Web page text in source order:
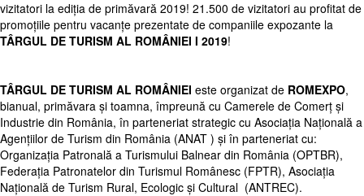
vizitatori la ediția de primăvară 2019! 21.500 de vizitatori au profitat de
promoțiile pentru vacanțe prezentate de companiile expozante la
TÂRGUL DE TURISM AL ROMÂNIEI I 2019!
TÂRGUL DE TURISM AL ROMÂNIEI este organizat de ROMEXPO,
bianual, primăvara şi toamna, împreună cu Camerele de Comerţ şi
Industrie din România, în parteneriat strategic cu Asociaţia Naţională a
Agenţiilor de Turism din România (ANAT ) şi în parteneriat cu:
Organizaţia Patronală a Turismului Balnear din România (OPTBR),
Federaţia Patronatelor din Turismul Românesc (FPTR), Asociaţia
Naţională de Turism Rural, Ecologic şi Cultural (ANTREC).